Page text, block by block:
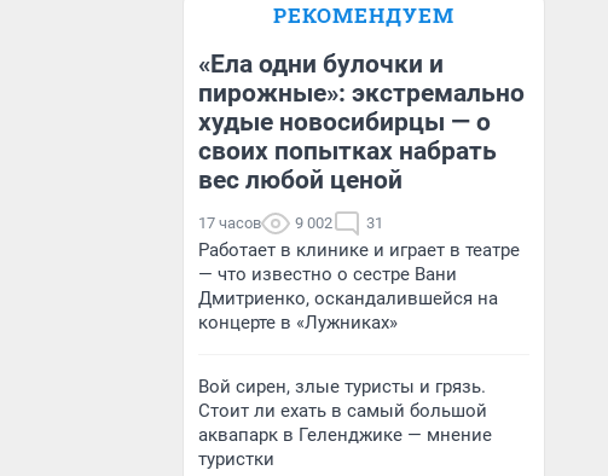
Екатерина Литкевич
РЕКОМЕНДУЕМ
«Ела одни булочки и
пирожные»: экстремально
худые новосибирцы — о
своих попытках набрать
вес любой ценой
17 часов 9 002 31
Работает в клинике и играет в театре
— что известно о сестре Вани
Дмитриенко, оскандалившейся на
концерте в «Лужниках»
Вой сирен, злые туристы и грязь.
Стоит ли ехать в самый большой
аквапарк в Геленджике — мнение
туристки